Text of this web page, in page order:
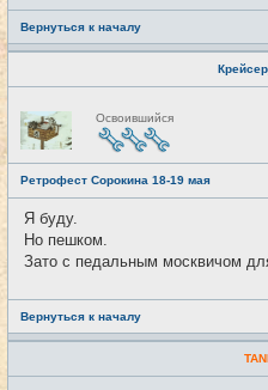
Вернуться к началу
Н
е
в
с
е
т
и
Освоившийся
Ретрофест Сорокина 18-19 мая
Я буду.
Но пешком.
Зато с педальным москвичом
Вернуться к началу